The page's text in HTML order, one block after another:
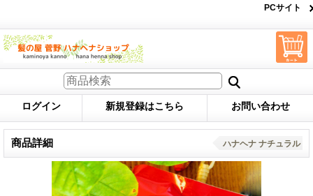
PCサイト
ログイン 新規登録はこちら お問い合わせ
商品詳細 ハナヘナ ナチュラル